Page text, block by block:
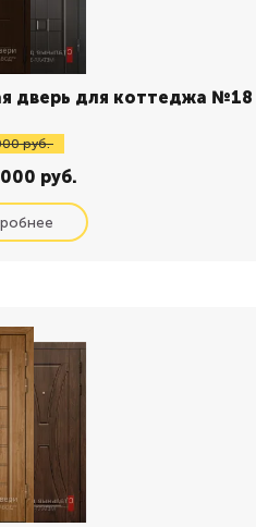
дверь для коттеджа №18
руб.
руб.